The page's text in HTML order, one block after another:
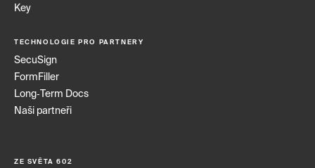
Key
TECHNOLOGIE PRO PARTNERY
SecuSign
FormFiller
Long‑Term Docs
Naši partneři
ZE SVĚTA 602